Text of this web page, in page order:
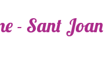
- Sant Joan